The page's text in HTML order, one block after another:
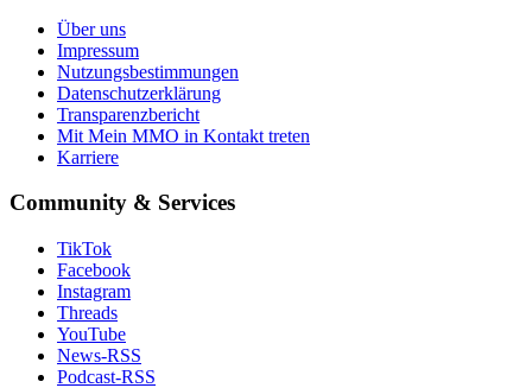
Über uns
Impressum
Nutzungsbestimmungen
Datenschutzerklärung
Transparenzbericht
Mit Mein MMO in Kontakt treten
Karriere
Community & Services
TikTok
Facebook
Instagram
Threads
YouTube
News-RSS
Podcast-RSS